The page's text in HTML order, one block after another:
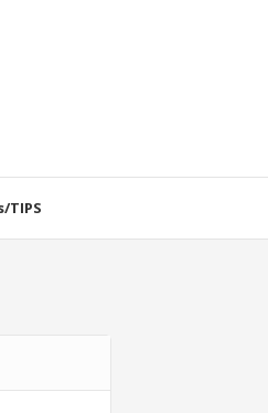
TIPS